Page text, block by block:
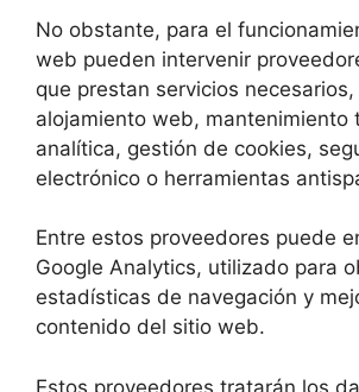
No obstante, para el
web pueden intervenir
que prestan servicios
alojamiento web, mantenimiento
analítica, gestión de cookies,
electrónico o herramientas
Entre estos proveedores puede
Google Analytics, utilizado para
estadísticas de navegación y
contenido del sitio web.
Estos proveedores tratarán los